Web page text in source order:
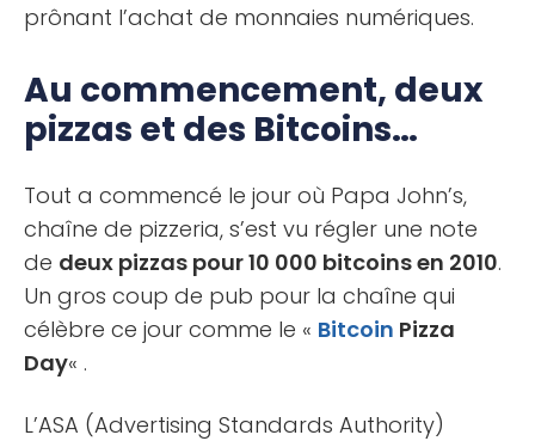
prônant l’achat de monnaies numériques.
Au commencement, deux
pizzas et des Bitcoins…
Tout a commencé le jour où Papa John’s,
chaîne de pizzeria, s’est vu régler une note
de deux pizzas pour 10 000 bitcoins en 2010.
Un gros coup de pub pour la chaîne qui
célèbre ce jour comme le « Bitcoin Pizza
Day« .
L’ASA (Advertising Standards Authority)